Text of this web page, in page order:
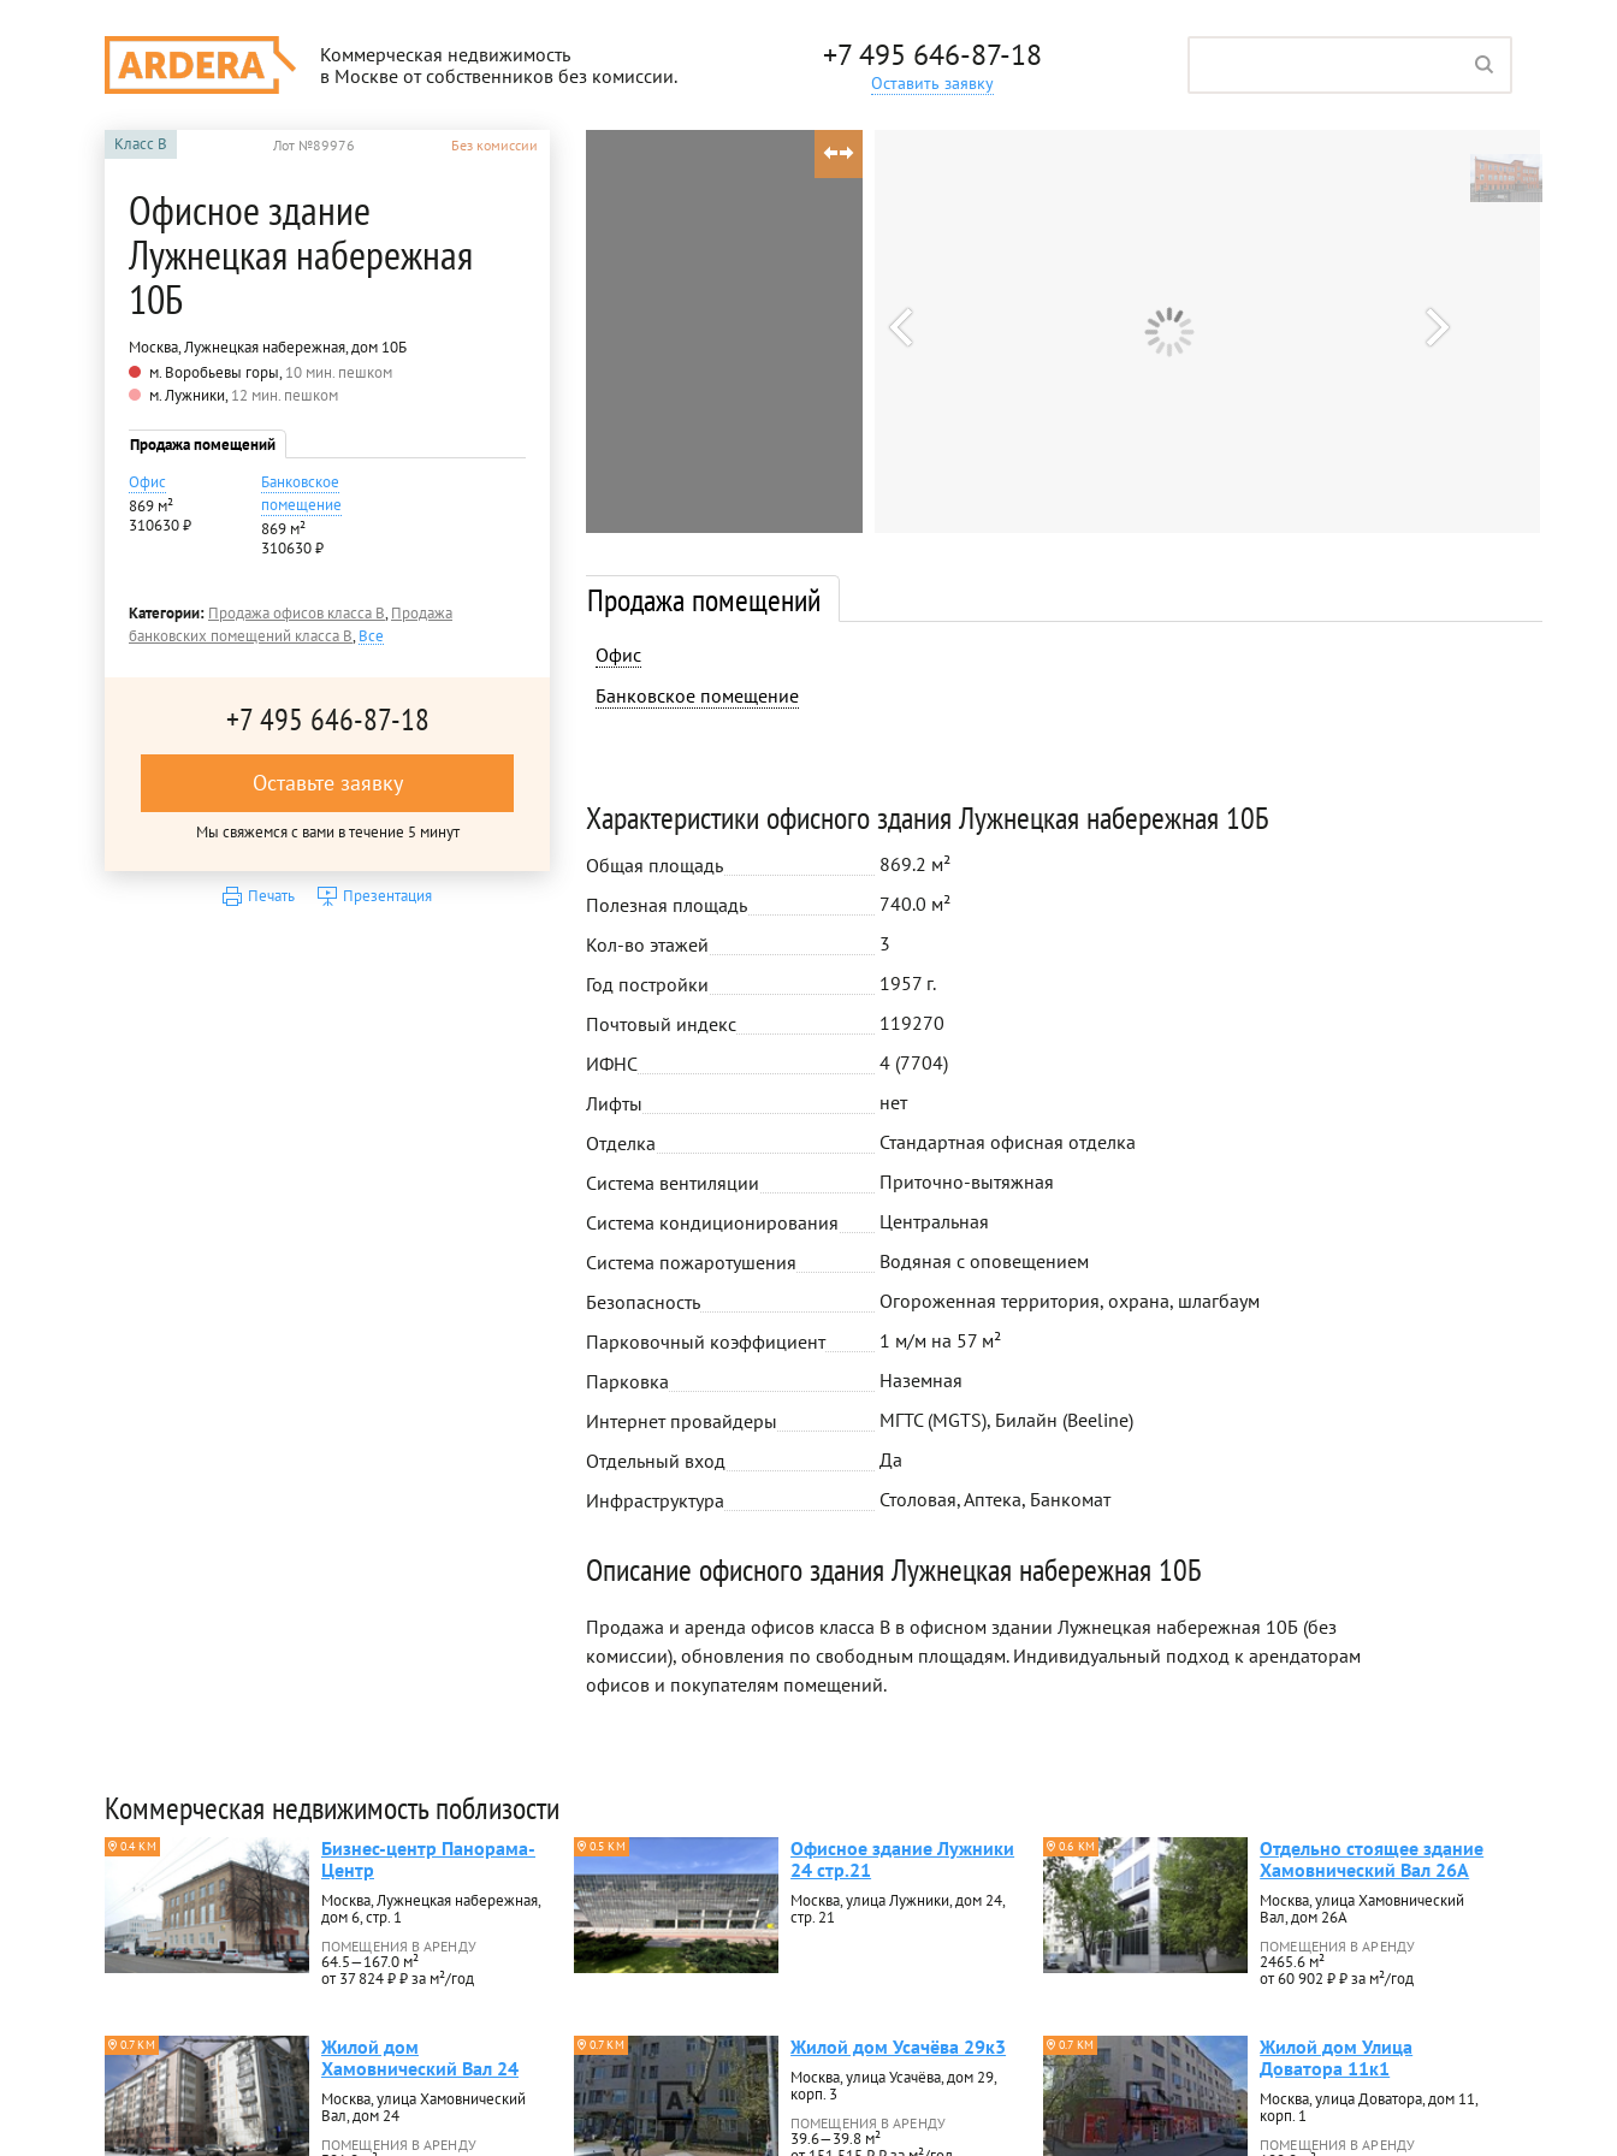
Коммерческая недвижимость
в Москве от собственников без комиссии.
+7 495 646-87-18
Оставить заявку
Класс B Лот №89976 Без комиссии
Офисное здание
Лужнецкая набережная
10Б
Москва, Лужнецкая набережная, дом 10Б
м. Воробьевы горы,10 мин. пешком
м. Лужники,12 мин. пешком
Продажа помещений
Офис
869 м²
310630 ₽
Банковское
помещение
869 м²
310630 ₽
Категории: Продажа офисов класса B,Продажа
банковских помещений класса B,Все
+7 495 646-87-18
Оставьте заявку
Мы свяжемся с вами в течение 5 минут
Печать Презентация
Продажа помещений
Офис
Банковское помещение
Характеристики офисного здания Лужнецкая набережная 10Б
Общая площадь
869.2 м²
Полезная площадь
740.0 м²
Кол-во этажей
3
Год постройки
1957 г.
Почтовый индекс
119270
ИФНС
4 (7704)
Лифты
нет
Отделка
Стандартная офисная отделка
Система вентиляции
Приточно-вытяжная
Система кондиционирования
Центральная
Система пожаротушения
Водяная с оповещением
Безопасность
Огороженная территория, охрана, шлагбаум
Парковочный коэффициент
1 м/м на 57 м²
Парковка
Наземная
Интернет провайдеры
МГТС (MGTS), Билайн (Beeline)
Отдельный вход
Да
Инфраструктура
Столовая, Аптека, Банкомат
Описание офисного здания Лужнецкая набережная 10Б
Продажа и аренда офисов класса B в офисном здании Лужнецкая набережная 10Б (без
комиссии), обновления по свободным площадям. Индивидуальный подход к арендаторам
офисов и покупателям помещений.
Коммерческая недвижимость поблизости
0.4 КМ
Бизнес-центр Панорама-
Центр
Москва, Лужнецкая набережная,
дом 6, стр. 1
ПОМЕЩЕНИЯ В АРЕНДУ
64.5—167.0 м²
от 37 824 ₽ ₽ за м²/год
0.5 КМ
Офисное здание Лужники
24 стр.21
Москва, улица Лужники, дом 24,
стр. 21
0.6 КМ
Отдельно стоящее здание
Хамовнический Вал 26А
Москва, улица Хамовнический
Вал, дом 26А
ПОМЕЩЕНИЯ В АРЕНДУ
2465.6 м²
от 60 902 ₽ ₽ за м²/год
0.7 КМ
Жилой дом
Хамовнический Вал 24
Москва, улица Хамовнический
Вал, дом 24
ПОМЕЩЕНИЯ В АРЕНДУ
0.7 КМ Жилой дом Усачёва 29к3
Москва, улица Усачёва, дом 29,
корп. 3
ПОМЕЩЕНИЯ В АРЕНДУ
39.6—39.8 м²
0.7 КМ
Жилой дом Улица
Доватора 11к1
Москва, улица Доватора, дом 11,
корп. 1
ПОМЕЩЕНИЯ В АРЕНДУ